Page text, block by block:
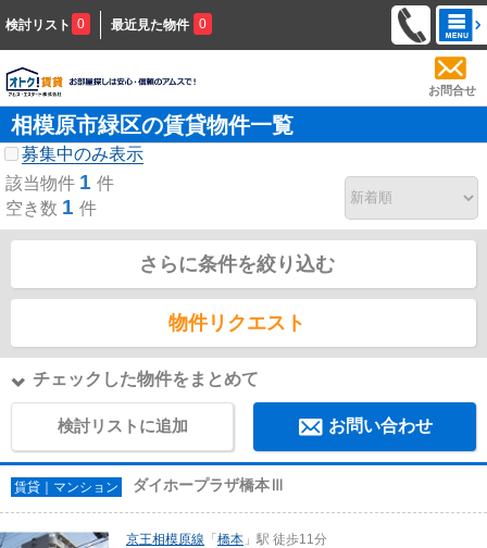
検討リスト 0 最近見た物件 0
お問合せ
相模原市緑区の賃貸物件一覧
募集中のみ表示
該当物件 1 件
空き数 1 件
さらに条件を絞り込む
物件リクエスト
チェックした物件をまとめて
検討リストに追加 お問い合わせ
賃貸｜マンション ダイホープラザ橋本Ⅲ
京王相模原線 「 橋本 」駅 徒歩11分